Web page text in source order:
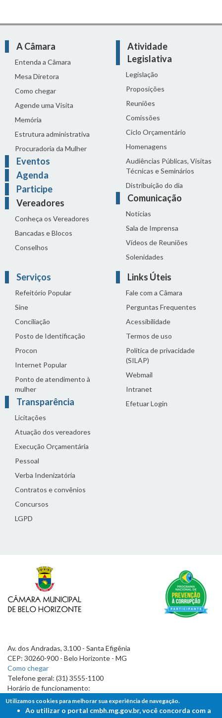
A Câmara
Entenda a Câmara
Mesa Diretora
Como chegar
Agende uma Visita
Memória
Estrutura administrativa
Procuradoria da Mulher
Eventos
Agenda
Participe
Vereadores
Conheça os Vereadores
Bancadas e Blocos
Conselhos
Atividade
Legislativa
Legislação
Proposições
Reuniões
Comissões
Ciclo Orçamentário
Homenagens
Audiências Públicas, Visitas
Técnicas e Seminários
Distribuição do dia
Comunicação
Notícias
Sala de Imprensa
Vídeos de Reuniões
Solenidades
Serviços
Refeitório Popular
Sine
Conciliação
Posto de Identificação
Procon
Internet Popular
Ponto de atendimento à
mulher
Transparência
Licitações
Atuação dos vereadores
Execução Orçamentária
Pessoal
Verba Indenizatória
Contratos e convênios
Concursos
LGPD
Links Úteis
Fale com a Câmara
Perguntas Frequentes
Acessibilidade
Termos de uso
Política de privacidade
(SILAP)
Webmail
Intranet
Efetuar Login
Av. dos Andradas, 3.100 - Santa Efigênia
CEP: 30260-900 - Belo Horizonte - MG
Como chegar
Telefone geral: (31) 3555-1100
Horário de funcionamento:
7h às 19h
Utilizamos cookies para melhorar sua experiência de navegação.
Ao utilizar o portal cmbh.mg.gov.br, você concorda com a